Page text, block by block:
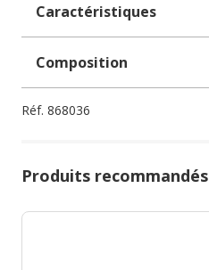
Caractéristiques
Composition
Réf. 868036
Produits recommandés